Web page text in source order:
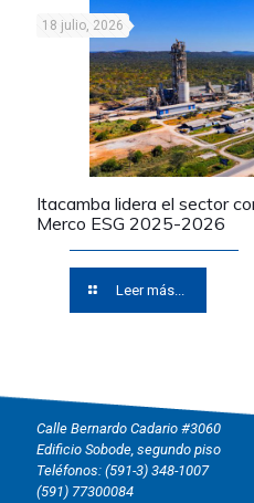
18 julio, 2026
Itacamba lidera el sector
Merco ESG 2025-2026
Leer más...
Calle Bernardo Cadario #3060
Edificio Sobode, segundo piso
Teléfonos: (591-3) 348-1007
(591) 77300084